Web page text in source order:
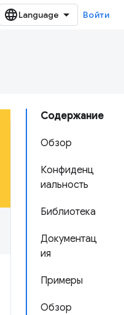
Войти
Содержание
Обзор
Конфиденц
иальность
Библиотека
Документац
ия
Примеры
Обзор